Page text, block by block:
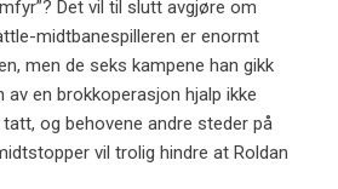
Det vil til slutt avgjøre om
midtbanespilleren er enormt
men de seks kampene han gikk
av en brokkoperasjon hjalp ikke
og behovene andre steder på
vil trolig hindre at Roldan